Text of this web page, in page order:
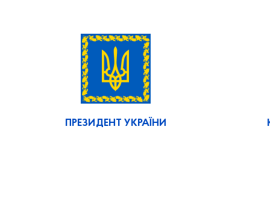
ПРЕЗИДЕНТ УКРАЇНИ